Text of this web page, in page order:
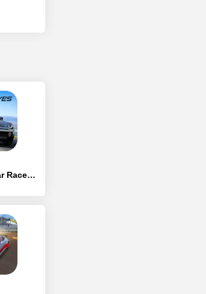
Top Drives - Car Race Battles